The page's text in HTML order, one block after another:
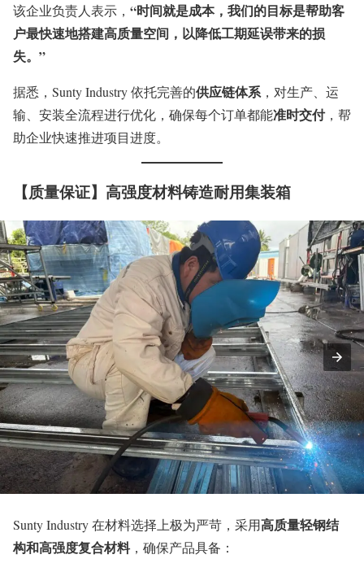
该企业负责人表示， “时间就是成本，我们的目标是帮助客
户最快速地搭建高质量空间，以降低工期延误带来的损
失。”
据悉，Sunty Industry 依托完善的供应链体系，对生产、运
输、安装全流程进行优化，确保每个订单都能准时交付，帮
助企业快速推进项目进度。
【质量保证】高强度材料铸造耐用集装箱
Sunty Industry 在材料选择上极为严苛，采用高质量轻钢结
构和高强度复合材料，确保产品具备：